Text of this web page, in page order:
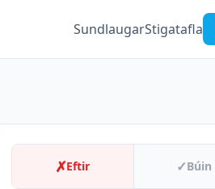
SundlaugarStigatafla
✗Eftir ✓Búin